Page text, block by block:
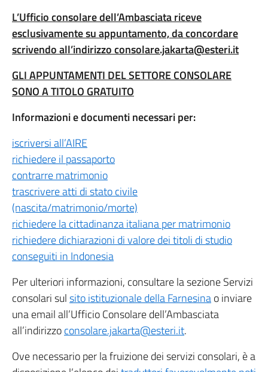
L’Ufficio consolare dell’Ambasciata riceve
esclusivamente su appuntamento, da concordare
scrivendo all’indirizzo consolare.jakarta@esteri.it
GLI APPUNTAMENTI DEL SETTORE CONSOLARE
SONO A TITOLO GRATUITO
Informazioni e documenti necessari per:
iscriversi all’AIRE
richiedere il passaporto
contrarre matrimonio
trascrivere atti di stato civile
(nascita/matrimonio/morte)
richiedere la cittadinanza italiana per matrimonio
richiedere dichiarazioni di valore dei titoli di studio
conseguiti in Indonesia
Per ulteriori informazioni, consultare la sezione Servizi
consolari sulsito istituzionale della Farnesinao inviare
una email all’Ufficio Consolare dell’Ambasciata
all’indirizzoconsolare.jakarta@esteri.it.
Ove necessario per la fruizione dei servizi consolari, è a